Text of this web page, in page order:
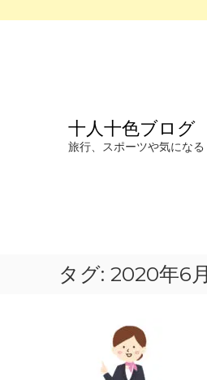
十人十色ブログ
旅行、スポーツや気にな
タグ: 2020年6月